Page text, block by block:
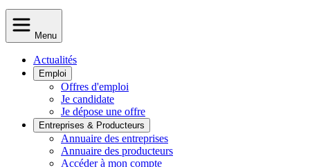
Menu
Actualités
Emploi
Offres d'emploi
Je candidate
Je dépose une offre
Entreprises & Producteurs
Annuaire des entreprises
Annuaire des producteurs
Accéder à mon compte